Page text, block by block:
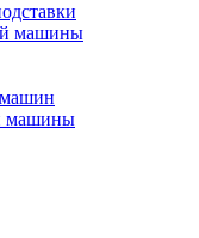
машины
машин
машины